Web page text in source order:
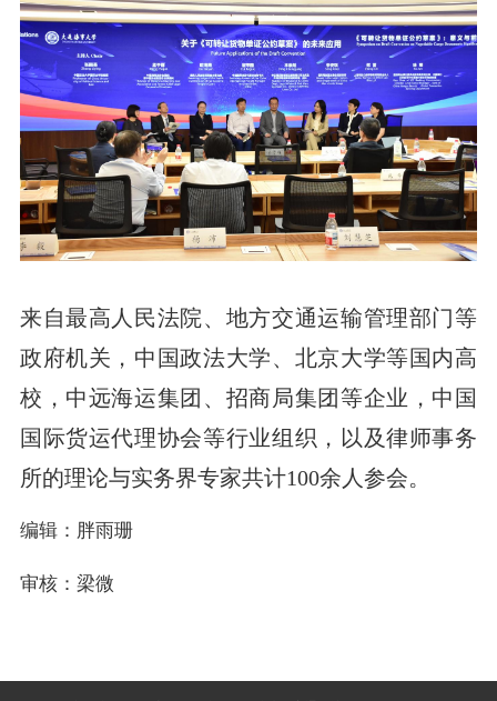
来自最高人民法院、地方交通运输管理部门等
政府机关，中国政法大学、北京大学等国内高
校，中远海运集团、招商局集团等企业，中国
国际货运代理协会等行业组织，以及律师事务
所的理论与实务界专家共计100余人参会。
编辑：胖雨珊
审核：梁微